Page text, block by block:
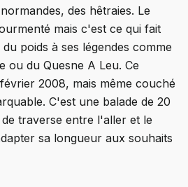
des hêtraies. Le
mais c'est ce qui fait
poids à ses légendes comme
ou du Quesne A Leu. Ce
2008, mais même couché
C'est une balade de 20
traverse entre l'aller et le
sa longueur aux souhaits